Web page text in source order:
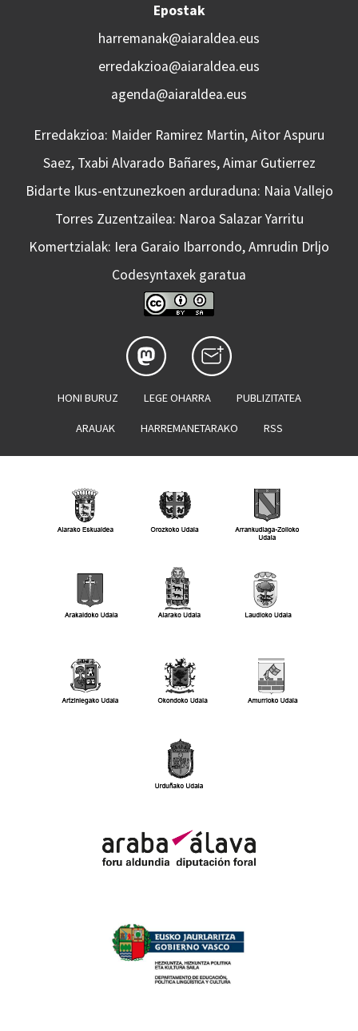
Epostak
harremanak@aiaraldea.eus
erredakzioa@aiaraldea.eus
agenda@aiaraldea.eus
Erredakzioa: Maider Ramirez Martin, Aitor Aspuru
Saez, Txabi Alvarado Bañares, Aimar Gutierrez
Bidarte Ikus-entzunezkoen arduraduna: Naia Vallejo
Torres Zuzentzailea: Naroa Salazar Yarritu
Komertzialak: Iera Garaio Ibarrondo, Amrudin Drljo
Codesyntaxek garatua
HONI BURUZ LEGE OHARRA PUBLIZITATEA
ARAUAK HARREMANETARAKO RSS